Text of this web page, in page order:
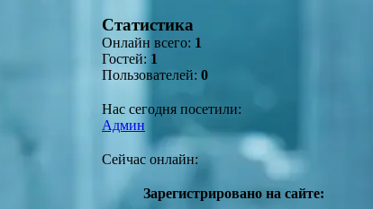
Статистика
Онлайн всего: 1
Гостей: 1
Пользователей: 0
Нас сегодня посетили:
Админ
Сейчас онлайн:
Зарегистрировано на сайте: